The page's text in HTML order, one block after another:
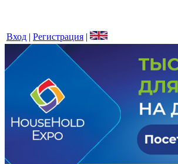
Вход | Регистрация |